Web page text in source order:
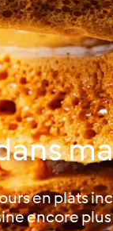
en plats
encore